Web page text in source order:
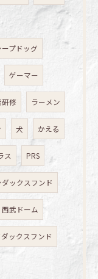
プドッグ
ゲーマー
研修 ラーメン
犬 かえる
ス PRS
ックスフンド
西武ドーム
ックスフンド